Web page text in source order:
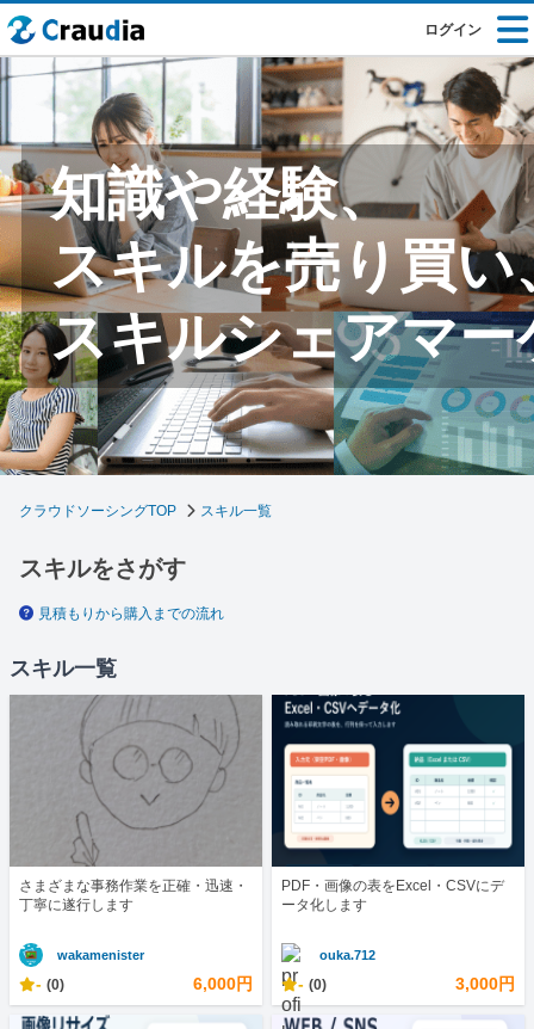
ログイン
知識や経験、
スキルを売り買い
スキルシェアマー
クラウドソーシングTOP スキル一覧
スキルをさがす
見積もりから購入までの流れ
スキル一覧
さまざまな事務作業を正確・迅速・
丁寧に遂行します
wakamenister
- (0) 6,000円
PDF・画像の表をExcel・CSVにデ
ータ化します
ouka.712
- (0) 3,000円